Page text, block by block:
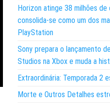
Horizon atinge 38 milhões de
consolida-se como um dos
PlayStation
Sony prepara o lançamento
Studios na Xbox e muda a
Extraordinária: Temporada 2
Morte e Outros Detalhes